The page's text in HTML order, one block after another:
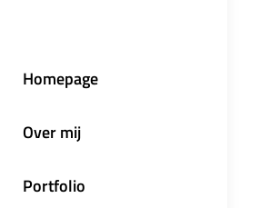
Homepage
Over mij
Portfolio